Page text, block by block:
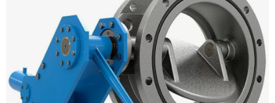
+7 (495) 215-24-81
Заказать звонок
zakaz325@ks-rus.com
Email для связи
Одинцово, Внуковская 9, пав. 31
Пункт выдачи заказов